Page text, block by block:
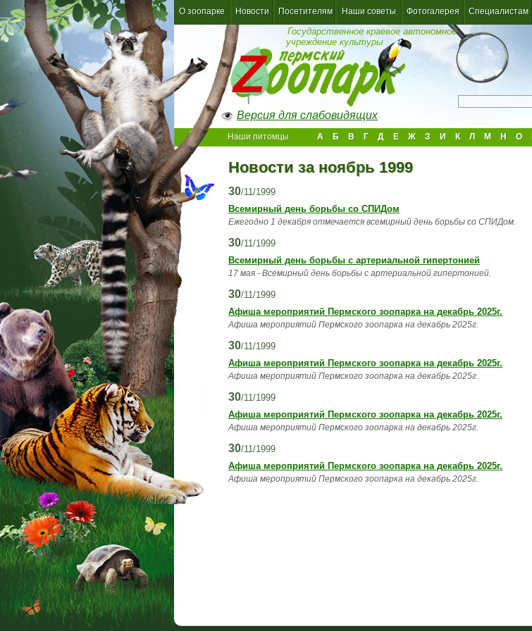
О зоопарке Новости Посетителям Наши советы Фотогалерея Специалистам
Государственное краевое автономное
учреждение культуры
Версия для слабовидящих
Наши питомцы А Б В Г Д Е Ж З И К Л М Н О
Новости за ноябрь 1999
30/11/1999
Всемирный день борьбы со СПИДом
Ежегодно 1 декабря отмечается всемирный день борьбы со СПИДом.
30/11/1999
Всемирный день борьбы с артериальной гипертонией
17 мая - Всемирный день борьбы с артериальной гипертонией.
30/11/1999
Афиша мероприятий Пермского зоопарка на декабрь 2025г.
Афиша мероприятий Пермского зоопарка на декабрь 2025г.
30/11/1999
Афиша мероприятий Пермского зоопарка на декабрь 2025г.
Афиша мероприятий Пермского зоопарка на декабрь 2025г.
30/11/1999
Афиша мероприятий Пермского зоопарка на декабрь 2025г.
Афиша мероприятий Пермского зоопарка на декабрь 2025г.
30/11/1999
Афиша мероприятий Пермского зоопарка на декабрь 2025г.
Афиша мероприятий Пермского зоопарка на декабрь 2025г.